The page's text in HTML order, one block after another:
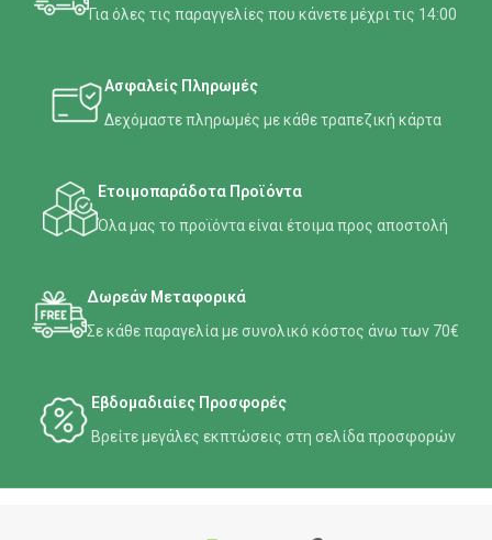
Για όλες τις παραγγελίες που κάνετε μέχρι τις 14:00
Ασφαλείς Πληρωμές
Δεχόμαστε πληρωμές με κάθε τραπεζική κάρτα
Ετοιμοπαράδοτα Προϊόντα
Όλα μας το προϊόντα είναι έτοιμα προς αποστολή
Δωρεάν Μεταφορικά
Σε κάθε παραγελία με συνολικό κόστος άνω των 70€
Εβδομαδιαίες Προσφορές
Βρείτε μεγάλες εκπτώσεις στη σελίδα προσφορών